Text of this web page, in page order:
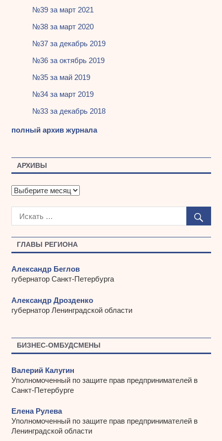
ГЛАВЫ РЕГИОНА
Александр Беглов
губернатор Санкт-Петербурга
Александр Дрозденко
губернатор Ленинградской области
БИЗНЕС-ОМБУДСМЕНЫ
Валерий Калугин
Уполномоченный по защите прав предпринимателей в
Санкт-Петербурге
Елена Рулева
Уполномоченный по защите прав предпринимателей в
Ленинградской области
№39 за март 2021
№38 за март 2020
№37 за декабрь 2019
№36 за октябрь 2019
№35 за май 2019
№34 за март 2019
№33 за декабрь 2018
полный архив журнала
АРХИВЫ
А
х
ы